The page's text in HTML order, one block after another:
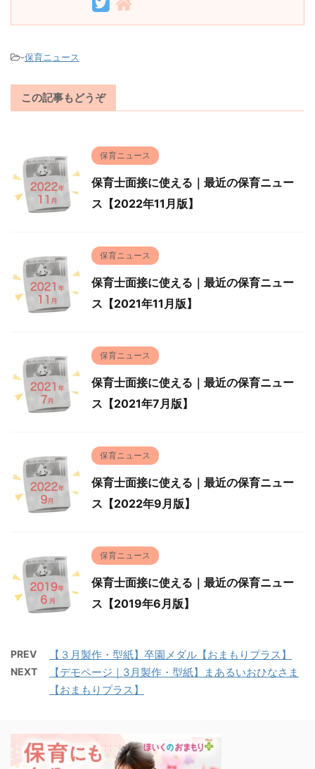
-保育ニュース
この記事もどうぞ
保育ニュース
保育士面接に使える｜最近の保育ニュー
ス【2022年11月版】
保育ニュース
保育士面接に使える｜最近の保育ニュー
ス【2021年11月版】
保育ニュース
保育士面接に使える｜最近の保育ニュー
ス【2021年7月版】
保育ニュース
保育士面接に使える｜最近の保育ニュー
ス【2022年9月版】
保育ニュース
保育士面接に使える｜最近の保育ニュー
ス【2019年6月版】
PREV 【３月製作・型紙】卒園メダル【おまもりプラス】
NEXT
【デモページ｜3月製作・型紙】まあるいおひなさま
【おまもりプラス】